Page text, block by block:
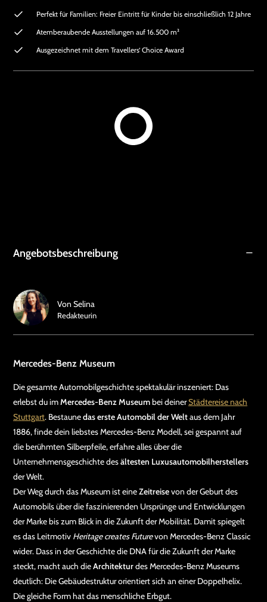
Perfekt für Familien: Freier Eintritt für Kinder bis einschließlich 12 Jahre
Atemberaubende Ausstellungen auf 16.500 m²
Ausgezeichnet mit dem Travellers‘ Choice Award
Angebotsbeschreibung
Mercedes-Benz Museum
Die gesamte Automobilgeschichte spektakulär inszeniert: Das
erlebst du imMercedes-Benz Museumbei deinerStädtereise nach
Stuttgart. Bestaunedas erste Automobil der Weltaus dem Jahr
1886, finde dein liebstes Mercedes-Benz Modell, sei gespannt auf
die berühmten Silberpfeile, erfahre alles über die
Unternehmensgeschichte desältesten Luxusautomobilherstellers
der Welt.
Der Weg durch das Museum ist eineZeitreisevon der Geburt des
Automobils über die faszinierenden Ursprünge und Entwicklungen
der Marke bis zum Blick in die Zukunft der Mobilität. Damit spiegelt
es das Leitmotiv Heritage creates Futurevon Mercedes-Benz Classic
wider. Dass in der Geschichte die DNA für die Zukunft der Marke
steckt, macht auch dieArchitekturdes Mercedes-Benz Museums
deutlich: Die Gebäudestruktur orientiert sich an einer Doppelhelix.
Die gleiche Form hat das menschliche Erbgut.
Von Selina
Redakteurin